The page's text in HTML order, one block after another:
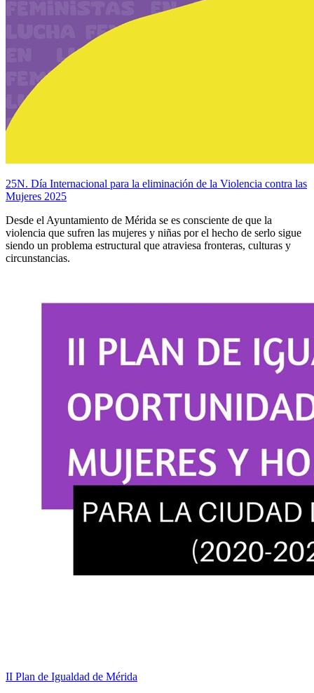
25N. Día Internacional para la eliminación de la Violencia contra las
Mujeres 2025
Desde el Ayuntamiento de Mérida se es consciente de que la
violencia que sufren las mujeres y niñas por el hecho de serlo sigue
siendo un problema estructural que atraviesa fronteras, culturas y
circunstancias.
II Plan de Igualdad de Mérida